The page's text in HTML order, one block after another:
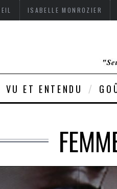
ISABELLE MONROZIER
VU ET ENTENDU